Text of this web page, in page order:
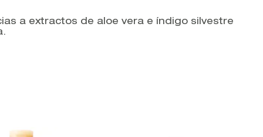
a extractos de aloe vera e índigo silvestre